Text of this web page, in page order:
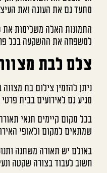
מתעד גם את העוגה ואת
התמונות האלה משלימות את
למשפחה את ההשקעה בכל
צלם לבת
ניתן להזמין צילום בת
מגיע גם לאירועים בבית
בכל מקום קיימים תנאי
שמתאים למקום ולאופי
באולם יש תאורה משתנה
חשוב לעבוד בצורה שקטה